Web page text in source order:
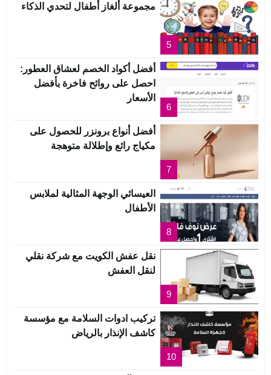
5
مجموعة ألغاز أطفال لتحدي الذكاء
6
أفضل أكواد الخصم لعشاق العطور:
احصل على روائح فاخرة بأفضل
الأسعار
7
أفضل أنواع برونزر للحصول على
مكياج رائع وإطلالة متوهجة
8
العيسائي الوجهة المثالية لملابس
الأطفال
9
نقل عفش الكويت مع شركة نقلي
لنقل العفش
10
تركيب ادوات السلامة مع مؤسسة
كاشف الإنذار بالرياض